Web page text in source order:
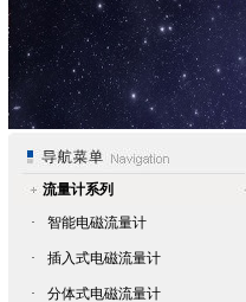
流量计系列
·
智能电磁流量计
· 插入式电磁流量计
· 分体式电磁流量计